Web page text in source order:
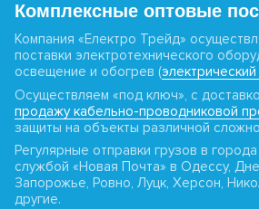
Комплексные оптовые
Компания «Електро Трейд»
поставки электротехнического
освещение и обогрев (
Осуществляем «под ключ», с
продажу кабельно-проводниковой
защиты на объекты различной
Регулярные отправки грузов в
службой «Новая Почта» в Одессу,
Запорожье, Ровно, Луцк, Херсон,
другие.